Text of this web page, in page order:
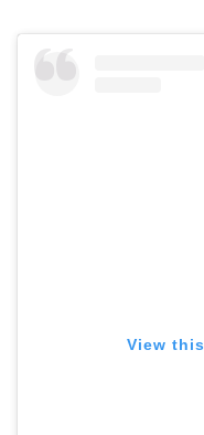
View